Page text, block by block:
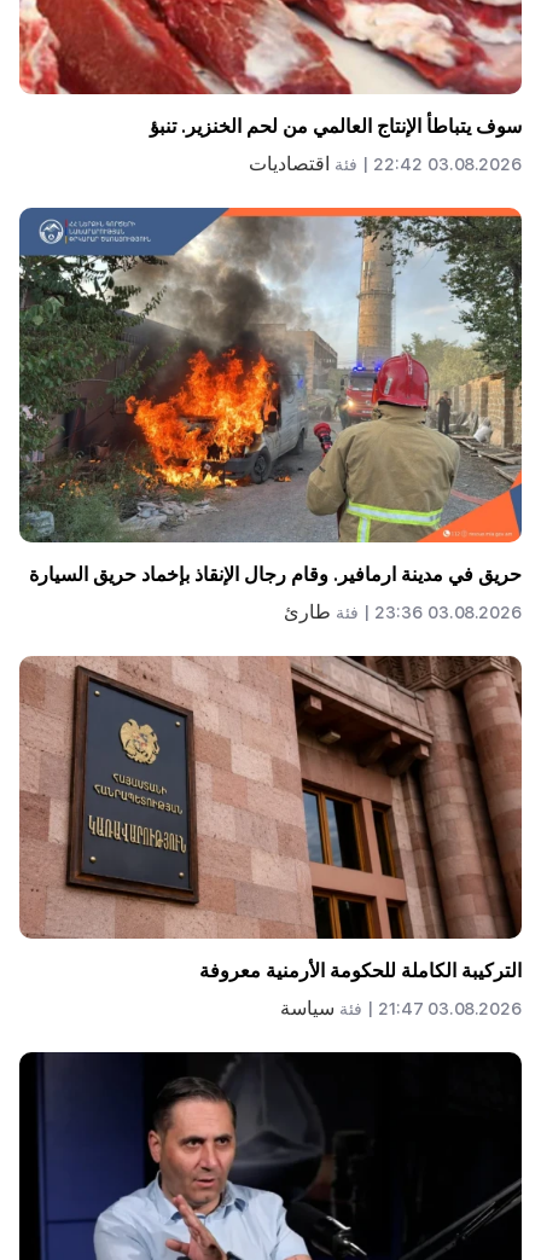
سوف يتباطأ الإنتاج العالمي من لحم الخنزير. تنبؤ
03.08.2026 22:42 | فئة اقتصاديات
حريق في مدينة ارمافير. وقام رجال الإنقاذ بإخماد حريق السيارة
03.08.2026 23:36 | فئة طارئ
التركيبة الكاملة للحكومة الأرمنية معروفة
03.08.2026 21:47 | فئة سياسة